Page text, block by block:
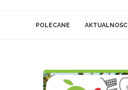
POLECANE AKTUALNOŚCI